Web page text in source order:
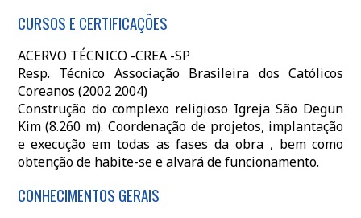
CURSOS E CERTIFICAÇÕES
ACERVO TÉCNICO -CREA -SP
Resp. Técnico Associação Brasileira dos Católicos
Coreanos (2002 2004)
Construção do complexo religioso Igreja São Degun
Kim (8.260 m). Coordenação de projetos, implantação
e execução em todas as fases da obra , bem como
obtenção de habite-se e alvará de funcionamento.
CONHECIMENTOS GERAIS